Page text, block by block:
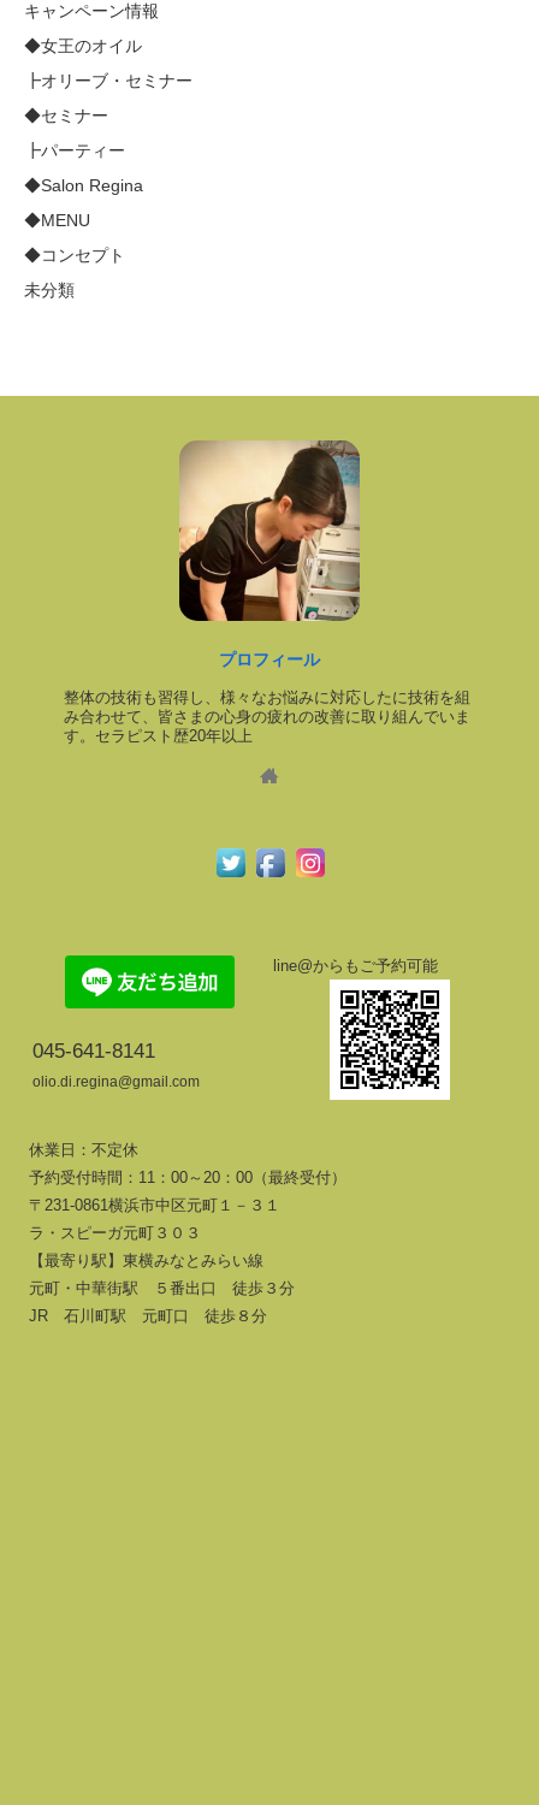
キャンペーン情報
◆女王のオイル
┣オリーブ・セミナー
◆セミナー
┣パーティー
◆Salon Regina
◆MENU
◆コンセプト
未分類
プロフィール
整体の技術も習得し、様々なお悩みに対応したに技術を組
み合わせて、皆さまの心身の疲れの改善に取り組んでいま
す。セラピスト歴20年以上
045-641-8141
olio.di.regina@gmail.com
line@からもご予約可能
休業日：不定休
予約受付時間：11：00～20：00（最終受付）
〒231-0861横浜市中区元町１－３１
ラ・スピーガ元町３０３
【最寄り駅】東横みなとみらい線
元町・中華街駅 ５番出口 徒歩３分
JR 石川町駅 元町口 徒歩８分